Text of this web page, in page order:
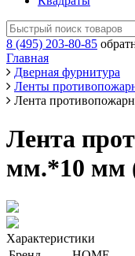
8 (495) 203-80-85
Главная
Дверная фурнитура
Ленты
Лента
Лента
мм.*10 мм
Характеристики